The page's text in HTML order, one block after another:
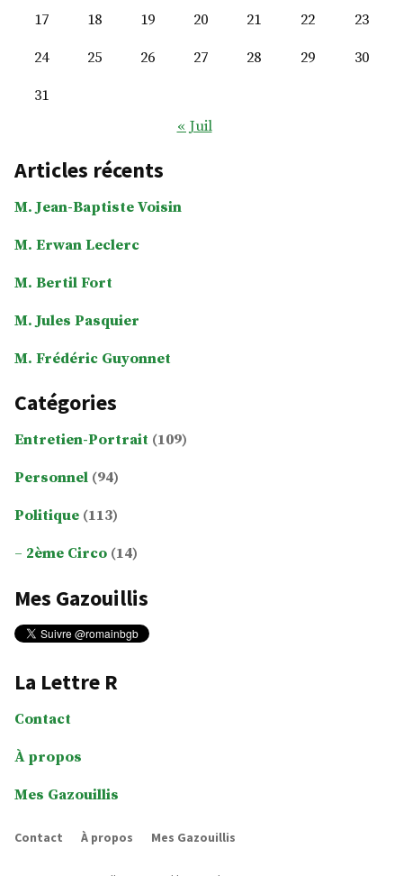
17
18 19 20 21 22
23
24
25 26 27 28 29
30
31
« Juil
Articles récents
M. Jean-Baptiste Voisin
M. Erwan Leclerc
M. Bertil Fort
M. Jules Pasquier
M. Frédéric Guyonnet
Catégories
Entretien-Portrait (109)
Personnel (94)
Politique (113)
2ème Circo (14)
Mes Gazouillis
La Lettre R
Contact
À propos
Mes Gazouillis
Contact À propos Mes Gazouillis